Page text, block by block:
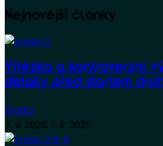
Nejnovější články
Vítězka a kontroverzní
detaily před startem
Zradci
7. 9. 2025 7. 9. 2025